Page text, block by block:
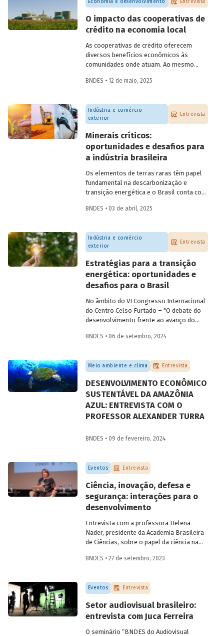
Agrociência Industrial, e Eduardo Couto,
importância da atuação de bancos de
desenvolvimento no mercado de capitais,
a nova estratégia do BNDES e os planos
das investidas.
Economia e desenvolvimento Entrevista
O impacto das cooperativas de
crédito na economia local
As cooperativas de crédito oferecem
diversos benefícios econômicos às
comunidades onde atuam. Ao mesmo
arrecadação e produtividade; reduzem
melhoram indicadores educacionais.
Conversamos com o pesquisador da Fipe,
Alison Pablo de Oliveira, sobre o impacto
dessas cooperativas na economia local.
BNDES • 12 de maio, 2025
Indústria e comércio
exterior
Entrevista
Minerais críticos:
oportunidades e desafios para
a indústria brasileira
Os elementos de terras raras têm papel
fundamental na descarbonização e
transição energética e o Brasil conta com
despontar comoplayer
Karayannopoulos, especialista na
indústria de terras raras e minerais
críticos, para entender o potencial do
Brasil e alguns passos que precisam ser
tomados para alcançarmos esse objetivo.
BNDES • 03 de abril, 2025
Indústria e comércio
exterior
Entrevista
Estratégias para a transição
energética: oportunidades e
desafios para o Brasil
No âmbito do VI Congresso Internacional
do Centro Celso Furtado – "O debate do
desenvolvimento frente ao avanço do
professor André Tosi Furtado, doutor pela
Sorbonne) e professor titular da Unicamp,
sobre estratégias nacionais de transição
BNDES • 06 de setembro, 2024
Meio ambiente e clima Entrevista
DESENVOLVIMENTO ECONÔMICO
SUSTENTÁVEL DA AMAZÔNIA
AZUL: ENTREVISTA COM O
PROFESSOR ALEXANDER TURRA
BNDES • 09 de fevereiro, 2024
Eventos Entrevista
Ciência, inovação, defesa e
segurança: interações para o
desenvolvimento
Entrevista com a professora Helena
Nader, presidente da Academia Brasileira
de Ciências, sobre o papel da ciência na
importância da multidisciplinaridade e da
BNDES • 27 de setembro, 2023
Eventos Entrevista
Setor audiovisual brasileiro:
entrevista com Juca Ferreira
O seminário “BNDES do Audiovisual